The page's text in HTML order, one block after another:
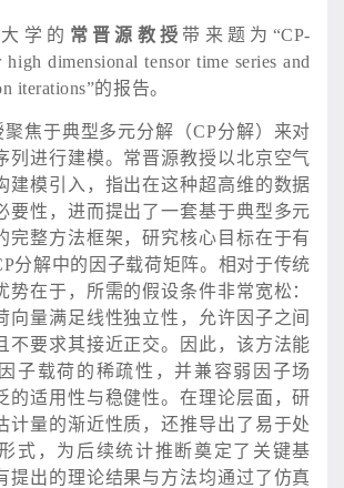
学的 常晋源教授带来题为 “CP-
dimensional tensor time series and
iterations”的报告。
聚焦于典型多元分解（CP分解）来对
列进行建模。常晋源教授以北京空气
建模引入，指出在这种超高维的数据
要性，进而提出了一套基于典型多元
完整方法框架，研究核心目标在于有
分解中的因子载荷矩阵。相对于传统
势在于，所需的假设条件非常宽松：
向量满足线性独立性，允许因子之间
不要求其接近正交。因此，该方法能
子载荷的稀疏性，并兼容弱因子场
的适用性与稳健性。在理论层面，研
计量的渐近性质，还推导出了易于处
式，为后续统计推断奠定了关键基
提出的理论结果与方法均通过了仿真